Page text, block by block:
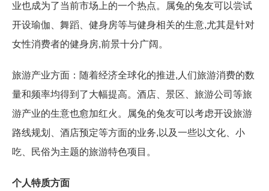
业也成为了当前市场上的一个热点。属兔的兔友可以尝试
开设瑜伽、舞蹈、健身房等与健身相关的生意,尤其是针对
女性消费者的健身房,前景十分广阔。
旅游产业方面：随着经济全球化的推进,人们旅游消费的数
量和频率均得到了大幅提高。酒店、景区、旅游公司等旅
游产业的生意也愈加红火。属兔的兔友可以考虑开设旅游
路线规划、酒店预定等方面的业务,以及一些以文化、小
吃、民俗为主题的旅游特色项目。
个人特质方面